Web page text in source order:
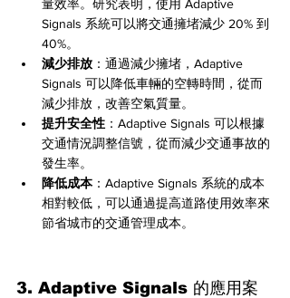
量效率。研究表明，使用 Adaptive
Signals 系統可以將交通擁堵減少 20% 到
40%。
減少排放 ：通過減少擁堵，Adaptive
Signals 可以降低車輛的空轉時間，從而
減少排放，改善空氣質量。
提升安全性 ：Adaptive Signals 可以根據
交通情況調整信號，從而減少交通事故的
發生率。
降低成本：Adaptive Signals 系統的成本
相對較低，可以通過提高道路使用效率來
節省城市的交通管理成本。
3. Adaptive Signals 的應用案